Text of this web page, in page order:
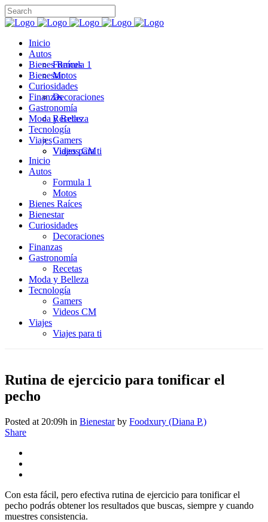
Inicio
Autos
Formula 1
Motos
Bienes Raíces
Bienestar
Curiosidades
Decoraciones
Finanzas
Gastronomía
Recetas
Moda y Belleza
Tecnología
Gamers
Videos CM
Viajes
Viajes para ti
Inicio
Autos
Formula 1
Motos
Bienes Raíces
Bienestar
Curiosidades
Decoraciones
Finanzas
Gastronomía
Recetas
Moda y Belleza
Tecnología
Gamers
Videos CM
Viajes
Viajes para ti
Rutina de ejercicio para tonificar el
pecho
Posted at 20:09h in Bienestar by Foodxury (Diana P.)
Share
Con esta fácil, pero efectiva rutina de ejercicio para tonificar el
pecho podrás obtener los resultados que buscas, siempre y cuando
muestres consistencia.